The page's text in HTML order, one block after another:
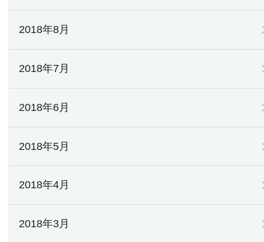
2018年8月
2018年7月
2018年6月
2018年5月
2018年4月
2018年3月